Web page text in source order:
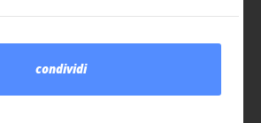
condividi